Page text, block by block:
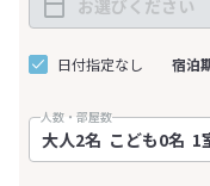
日付指定なし 宿泊
人数・部屋数